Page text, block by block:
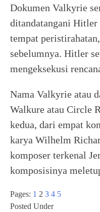
Dokumen Valkyrie
ditandatangani
tempat
sebelumnya. Hitler
mengeksekusi
Nama Valkyrie atau
Walkure atau Circle
kedua, dari empat
karya Wilhelm
komposer terkenal
komposisinya
Pages: 1 2 3 4 5
Posted Under